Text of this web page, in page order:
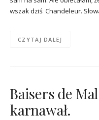
wszak dziś Chandeleur.
CZYTAJ DALEJ
Baisers de
karnawał.